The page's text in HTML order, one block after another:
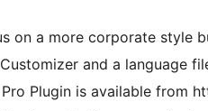
on a more corporate style
and a language
Plugin is available from